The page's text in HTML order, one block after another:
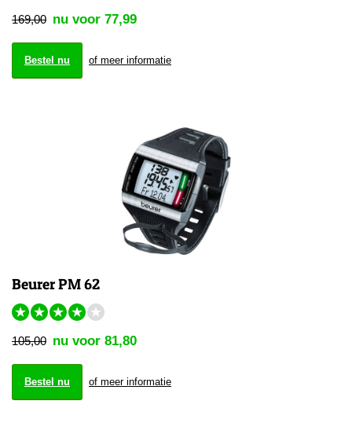
169,00 nu voor 77,99
Bestel nu of meer informatie
Beurer PM 62
★ ★ ★ ★ ★
105,00 nu voor 81,80
Bestel nu of meer informatie